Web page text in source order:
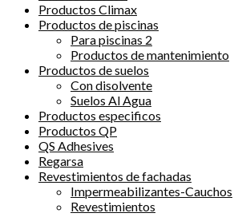
Productos Climax
Productos de piscinas
Para piscinas 2
Productos de mantenimiento
Productos de suelos
Con disolvente
Suelos Al Agua
Productos especificos
Productos QP
QS Adhesives
Regarsa
Revestimientos de fachadas
Impermeabilizantes-Cauchos
Revestimientos